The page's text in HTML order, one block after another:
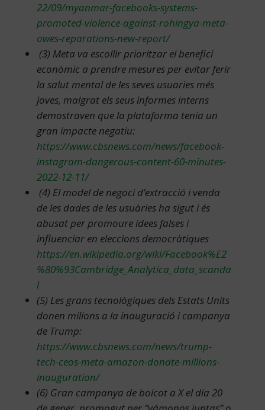
22/09/myanmar-facebooks-systems-
promoted-violence-against-rohingya-meta-
owes-reparations-new-report/
(3) Meta va escollir prioritzar el benefici
econòmic a prendre mesures per evitar ferir
la salut mental de les seves usuaries més
joves, malgrat els seus informes interns
demostraven que la plataforma tenia un
gran impacte negatiu:
https://www.cbsnews.com/news/facebook-
instagram-dangerous-content-60-minutes-
2022-12-11/
(4) El model de negoci d’extracció i venda
de les dades de les usuàries ha sigut i és
abusat per promoure idees falses i
influenciar en eleccions democràtiques
https://en.wikipedia.org/wiki/Facebook%E2
%80%93Cambridge_Analytica_data_scanda
l
(5) Les grans tecnològiques dels Estats Units
donen milions a la inauguració i campanya
de Trump:
https://www.cbsnews.com/news/trump-
tech-ceos-meta-amazon-donate-millions-
inauguration/
(6) Gran campanya de boicot a X el dia 20